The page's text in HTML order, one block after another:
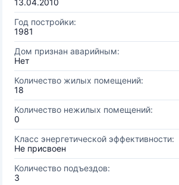
13.04.2010
Год постройки:
1981
Дом признан аварийным:
Нет
Количество жилых помещений:
18
Количество нежилых помещений:
0
Класс энергетической эффективности:
Не присвоен
Количество подъездов:
3